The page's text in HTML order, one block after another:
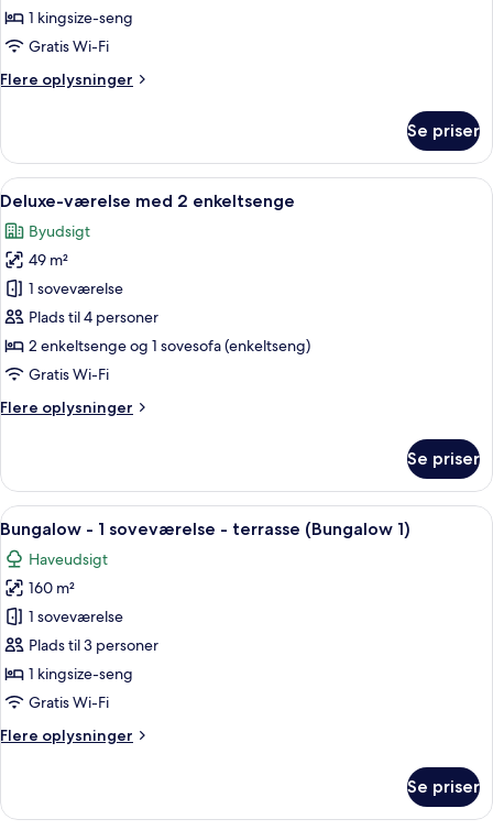
soveværelse
-
(Beverly
with
Patio)
1 kingsize-seng
Gratis Wi-Fi
Flere oplysninger
Flere
-
soveværelse
terrasse
(Beverly
Hills
Suite
with
Patio)
Se priser
Indlæs
alle
billeder
af
Deluxe-
værelse
med
2
Et hotelværelse med to senge, et
7
Deluxe-værelse med 2 enkeltsenge
Byudsigt
49 m²
1 soveværelse
Plads til 4 personer
2 enkeltsenge og 1 sovesofa (enkeltseng)
Gratis Wi-Fi
Flere oplysninger
Flere
værelse
med
2
enkeltsenge
Se priser
Indlæs
alle
billeder
af
Bungalow
-
1
soveværelse
terrasse
En rummelig stue med en beige
10
Bungalow - 1 soveværelse - terrasse (Bungalow 1)
Haveudsigt
160 m²
1 soveværelse
Plads til 3 personer
1 kingsize-seng
Gratis Wi-Fi
Flere oplysninger
Flere
-
Se priser